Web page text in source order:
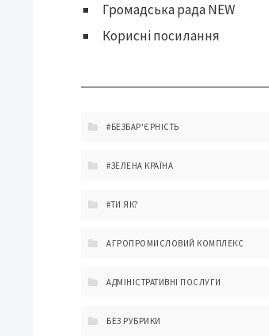
Громадська рада NEW
Корисні посилання
#БЕЗБАР'ЄРНІСТЬ
#ЗЕЛЕНА КРАЇНА
#ТИ ЯК?
АГРОПРОМИСЛОВИЙ КОМПЛЕКС
АДМІНІСТРАТИВНІ ПОСЛУГИ
БЕЗ РУБРИКИ